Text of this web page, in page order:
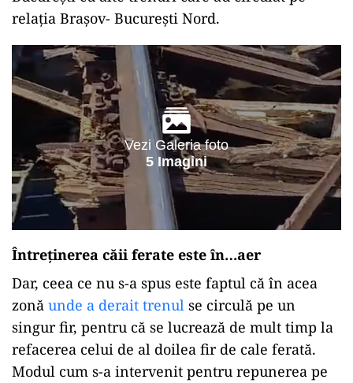
relaţia Braşov- Bucureşti Nord.
Vezi Galeria foto
5 Imagini
Întreținerea căii ferate este în…aer
Dar, ceea ce nu s-a spus este faptul că în acea
zonă unde a derait trenul se circulă pe un
singur fir, pentru că se lucrează de mult timp la
refacerea celui de al doilea fir de cale ferată.
Modul cum s-a intervenit pentru repunerea pe